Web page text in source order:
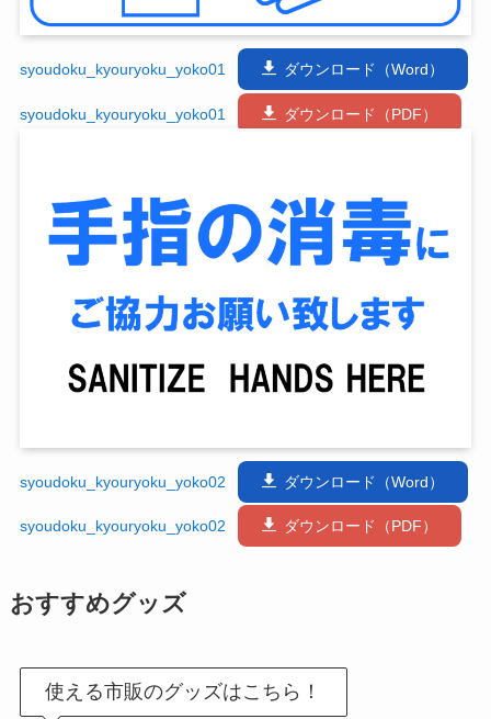
syoudoku_kyouryoku_yoko01 ダウンロード（Word）
syoudoku_kyouryoku_yoko01 ダウンロード（PDF）
syoudoku_kyouryoku_yoko02 ダウンロード（Word）
syoudoku_kyouryoku_yoko02 ダウンロード（PDF）
おすすめグッズ
使える市販のグッズはこちら！